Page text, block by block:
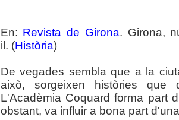
En: Revista de Girona. Girona,
il. (Història)
De vegades sembla que a la
això, sorgeixen històries que
L'Acadèmia Coquard forma part
obstant, va influir a bona part